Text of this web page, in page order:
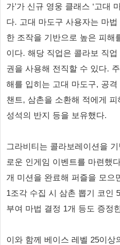
가’가 신규 영웅 클래스 ‘고대
다. 고대 마도구 사용자는 마
한 조작을 기반으로 높은 피해
이다. 해당 직업은 콜라보 직
권을 사용해 전직할 수 있다.
해를 입히는 고대 마도구, 공
챈트, 삼촌을 소환해 적에게
성석의 반지 등을 보유했다.
그라비티는 콜라보레이션을
로운 인게임 이벤트를 마련했
개 미션을 완료해 퍼즐을 모으
1조각 수집 시 삼촌 뽑기 코인
부여 마법 결정 1개 등도 증정
이와 함께 베이스 레벨 25이상